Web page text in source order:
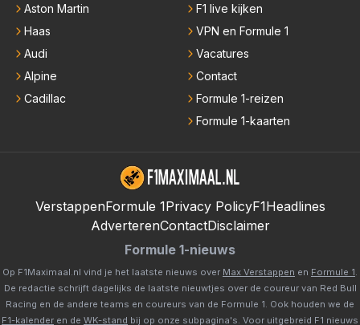
Aston Martin
Haas
Audi
Alpine
Cadillac
F1 live kijken
VPN en Formule 1
Vacatures
Contact
Formule 1-reizen
Formule 1-kaarten
VerstappenFormule 1Privacy PolicyF1Headlines
AdverterenContactDisclaimer
Formule 1-nieuws
Op F1Maximaal.nl vind je het laatste nieuws over Max Verstappen en Formule 1
De redactie schrijft dagelijks de laatste nieuwtjes over de coureur van Red Bull
Racing en de andere teams en coureurs van de Formule 1. Ook houden we de
F1-kalender en de WK-stand bij op onze subpagina's. Voor uitgebreid F1 nieuws